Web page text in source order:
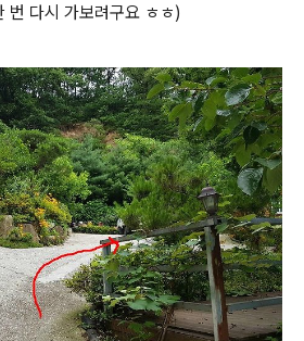
번 다시 가보려구요 ㅎㅎ)